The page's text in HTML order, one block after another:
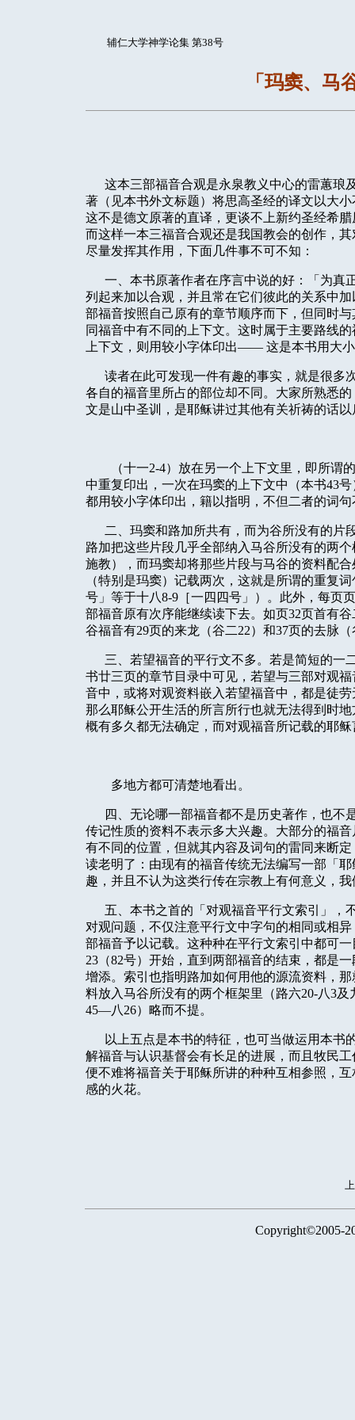
辅仁大学神学论集 第38号
「玛窦、马
这本三部福音合观是永泉教义中心的雷蕙琅
著（见本书外文标题）将思高圣经的译文以大
这不是德文原著的直译，更谈不上新约圣经希
而这样一本三福音合观还是我国教会的创作，
尽量发挥其作用，下面几件事不可不知：
一、本书原著作者在序言中说的好：「为真
列起来加以合观，并且常在它们彼此的关系中
部福音按照自己原有的章节顺序而下，但同时
同福音中有不同的上下文。这时属于主要路线
上下文，则用较小字体印出—— 这是本书用大
读者在此可发现一件有趣的事实，就是很多
各自的福音里所占的部位却不同。大家所熟悉
文是山中圣训，是耶稣讲过其他有关祈祷的话
（十一2-4）放在另一个上下文里，即所谓
中重复印出，一次在玛窦的上下文中（本书43号
都用较小字体印出，籍以指明，不但二者的词
二、玛窦和路加所共有，而为谷所没有的片
路加把这些片段几乎全部纳入马谷所没有的两
施教），而玛窦却将那些片段与马谷的资料
（特别是玛窦）记载两次，这就是所谓的重复
号」等于十八8-9 ［一四四号」）。此外，每页
部福音原有次序能继续读下去。如页32页首有谷
谷福音有29页的来龙（谷二22）和37页的去脉（
三、若望福音的平行文不多。若是简短的一
书廿三页的章节目录中可见，若望与三部对观
音中，或将对观资料嵌入若望福音中，都是徒
那么耶稣公开生活的所言所行也就无法得到时
概有多久都无法确定，而对观福音所记载的耶
多地方都可清楚地看出。
四、无论哪一部福音都不是历史著作，也不
传记性质的资料不表示多大兴趣。大部分的福
有不同的位置，但就其内容及词句的雷同来断
读老明了：由现有的福音传统无法编写一部「
趣，并且不认为这类行传在宗教上有何意义，
五、本书之首的「对观福音平行文索引」，
对观问题，不仅注意平行文中字句的相同或相
部福音予以记载。这种种在平行文索引中都可
23 （82号）开始，直到两部福音的结束，都是
增添。索引也指明路加如何用他的源流资料，
料放入马谷所没有的两个框架里（路六20-八3及
45—八 26）略而不提。
以上五点是本书的特征，也可当做运用本书
解福音与认识基督会有长足的进展，而且牧民
便不难将福音关于耶稣所讲的种种互相参照，
感的火花。
Copyright©2005-